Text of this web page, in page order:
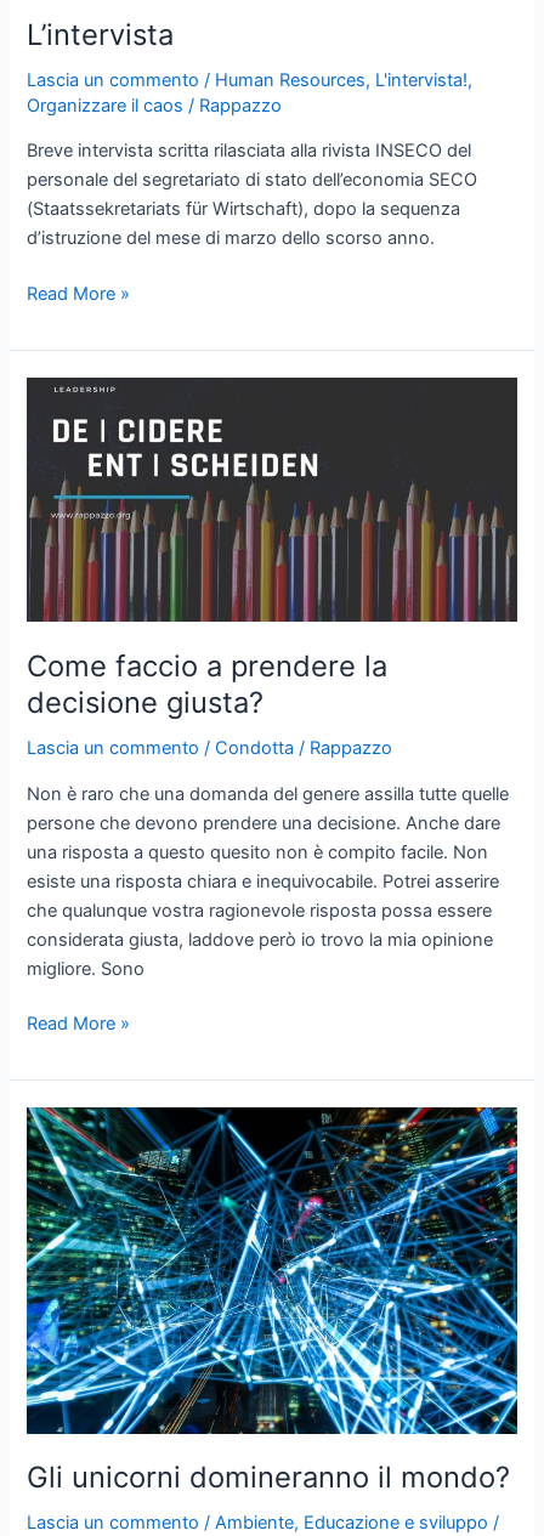
L’intervista
Lascia un commento / Human Resources, L'intervista!,
Organizzare il caos / Rappazzo
Breve intervista scritta rilasciata alla rivista INSECO del
personale del segretariato di stato dell’economia SECO
(Staatssekretariats für Wirtschaft), dopo la sequenza
d’istruzione del mese di marzo dello scorso anno.
L’intervista
Read More »
Come faccio a prendere la
decisione giusta?
Lascia un commento /Condotta / Rappazzo
Non è raro che una domanda del genere assilla tutte quelle
persone che devono prendere una decisione. Anche dare
una risposta a questo quesito non è compito facile. Non
esiste una risposta chiara e inequivocabile. Potrei asserire
che qualunque vostra ragionevole risposta possa essere
considerata giusta, laddove però io trovo la mia opinione
migliore. Sono
Come
a
prendere
la
decisione
giusta?
Read More »
Gli unicorni domineranno il mondo?
Lascia un commento /Ambiente, Educazione e sviluppo /